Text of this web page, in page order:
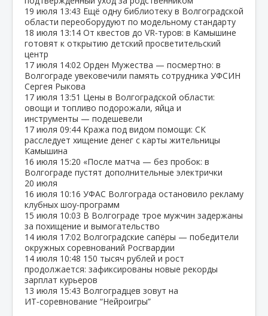
19 июля 13:43 Ещё одну библиотеку в Волгоградской
области переоборудуют по модельному стандарту
18 июля 13:14 От квестов до VR‑туров: в Камышине
готовят к открытию детский просветительский
центр
17 июля 14:02 Орден Мужества — посмертно: в
Волгограде увековечили память сотрудника УФСИН
Сергея Рыкова
17 июля 13:51 Цены в Волгоградской области:
овощи и топливо подорожали, яйца и
инструменты — подешевели
17 июля 09:44 Кража под видом помощи: СК
расследует хищение денег с карты жительницы
Камышина
16 июля 15:20 «После матча — без пробок: в
Волгограде пустят дополнительные электрички
20 июля
16 июля 10:16 УФАС Волгограда остановило рекламу
клубных шоу‑программ
15 июля 10:03 В Волгограде трое мужчин задержаны
за похищение и вымогательство
14 июля 17:02 Волгоградские сапёры — победители
окружных соревнований Росгвардии
14 июля 10:48 150 тысяч рублей и рост
продолжается: зафиксированы новые рекорды
зарплат курьеров
13 июля 15:43 Волгоградцев зовут на
ИТ‑соревнование “Нейроигры”